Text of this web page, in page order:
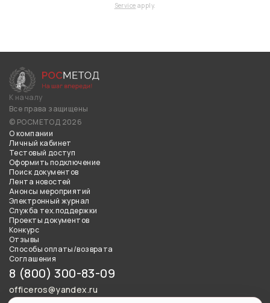
Service apply.
К началу
Все права защищены
© РОСМЕТОД 2026
О компании
Личный кабинет
Тестовый доступ
Оформить подключение
Поиск документов
Лента новостей
Анонсы мероприятий
Электронный журнал
Служба тех.поддержки
Проекты документов
Конкурс
Отзывы
Способы оплаты/возврата
Соглашения
8 (800) 300-83-09
officeros@yandex.ru